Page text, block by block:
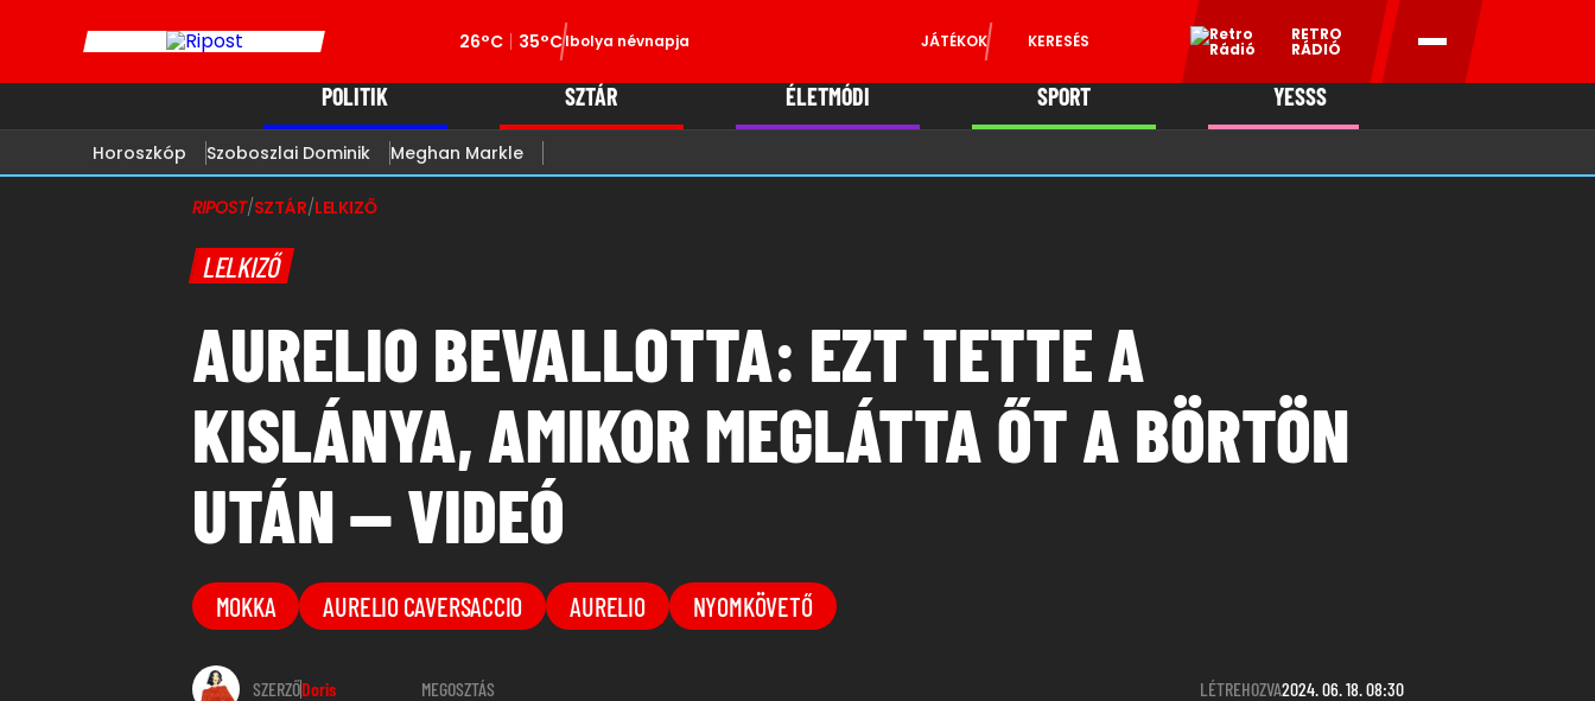
26°C 35°CIbolya névnapja JÁTÉKOK KERESÉS RETRO
RÁDIÓ
POLITIK SZTÁR ÉLETMÓDI SPORT YESSS
Horoszkóp Szoboszlai Dominik Meghan Markle
RIPOST/SZTÁR/LELKIZŐ
LELKIZŐ
AURELIO BEVALLOTTA: EZT TETTE A
KISLÁNYA, AMIKOR MEGLÁTTA ŐT A BÖRTÖN
UTÁN — VIDEÓ
MOKKA AURELIO CAVERSACCIO AURELIO NYOMKÖVETŐ
SZERZŐDoris MEGOSZTÁS LÉTREHOZVA2024. 06. 18. 08:30